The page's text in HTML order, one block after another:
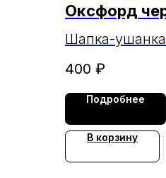
Оксфорд
МАРКА (чз
Шапка-ушанка
черный, р 62
400 ₽
Подробнее
В корзину